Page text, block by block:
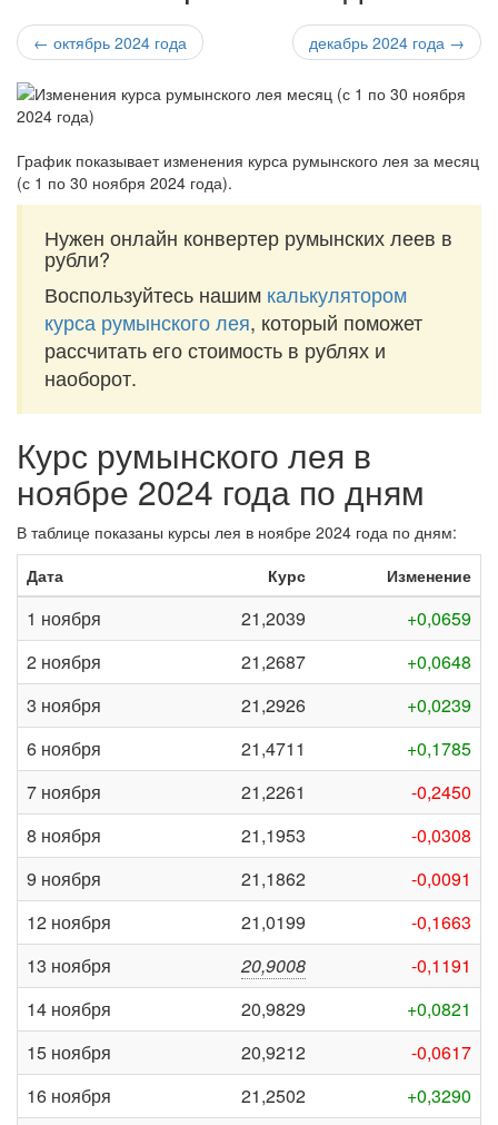
← октябрь 2024 года декабрь 2024 года →
График показывает изменения курса румынского лея за месяц
(с 1 по 30 ноября 2024 года).
Нужен онлайн конвертер румынских леев в
рубли?
Воспользуйтесь нашим калькулятором
курса румынского лея, который поможет
рассчитать его стоимость в рублях и
наоборот.
Курс румынского лея в
ноябре 2024 года по дням
В таблице показаны курсы лея в ноябре 2024 года по дням:
Дата
Курс Изменение
1 ноября 21,2039
+0,0659
2 ноября
21,2687
+0,0648
3 ноября
21,2926
+0,0239
6 ноября
21,4711
+0,1785
7 ноября
21,2261
-0,2450
8 ноября
21,1953
-0,0308
9 ноября
21,1862
-0,0091
12 ноября
21,0199
-0,1663
13 ноября
20,9008
-0,1191
14 ноября
20,9829
+0,0821
15 ноября
20,9212
-0,0617
16 ноября
21,2502
+0,3290